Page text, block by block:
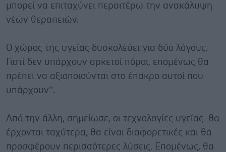
μπορεί να επιταχύνει περαιτέρω την ανακάλυψη
νέων θεραπειών.
Ο χώρος της υγείας δυσκολεύει για δύο λόγους.
Γιατί δεν υπάρχουν αρκετοί πόροι, επομένως θα
πρέπει να αξιοποιούνται στο έπακρο αυτοί που
υπάρχουν’’.
Από την άλλη, σημείωσε, οι τεχνολογίες υγείας θα
έρχονται ταχύτερα, θα είναι διαφορετικές και θα
προσφέρουν περισσότερες λύσεις. Επομένως, θα